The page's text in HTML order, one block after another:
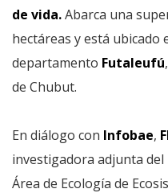
de vida.Abarca una
hectáreas y está ubicado
departamento Futaleufú
de Chubut.
En diálogo con Infobae,
investigadora adjunta del
Área de Ecología de